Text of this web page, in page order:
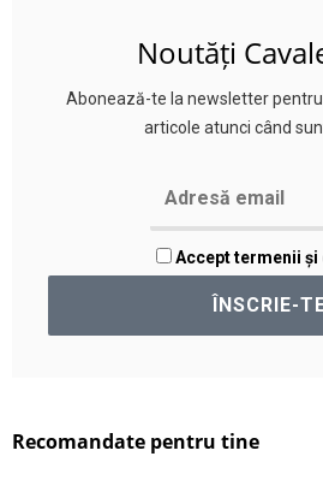
Noutăți
Abonează-te la newsletter
articole atunci când
Accept termenii și
Recomandate pentru tine